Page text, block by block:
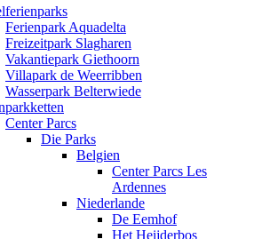
Ferienpark Aquadelta
Freizeitpark Slagharen
Vakantiepark Giethoorn
Villapark de Weerribben
Wasserpark Belterwiede
Center Parcs
Die Parks
Belgien
Center Parcs Les
Ardennes
Niederlande
De Eemhof
Het Heijderbos